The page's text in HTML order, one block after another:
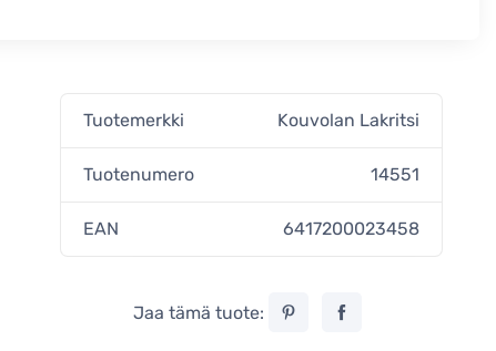
Tuotemerkki Kouvolan Lakritsi
Tuotenumero 14551
EAN 6417200023458
Jaa tämä tuote: